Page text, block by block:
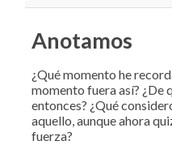
Anotamos
¿Qué momento he
momento fuera así? ¿De
entonces? ¿Qué
aquello, aunque ahora
fuerza?